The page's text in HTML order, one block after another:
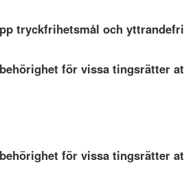
tryckfrihetsmål och
för vissa tingsrätter
för vissa tingsrätter